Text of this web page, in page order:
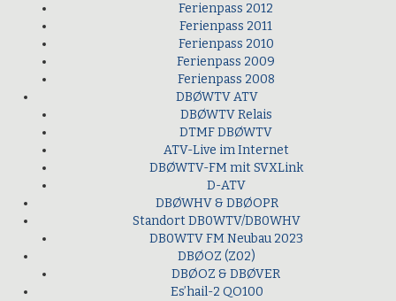
Ferienpass 2012
Ferienpass 2011
Ferienpass 2010
Ferienpass 2009
Ferienpass 2008
DBØWTV ATV
DBØWTV Relais
DTMF DBØWTV
ATV-Live im Internet
DBØWTV-FM mit SVXLink
D-ATV
DBØWHV & DBØOPR
Standort DB0WTV/DB0WHV
DB0WTV FM Neubau 2023
DBØOZ (Z02)
DBØOZ & DBØVER
Es’hail-2 QO100